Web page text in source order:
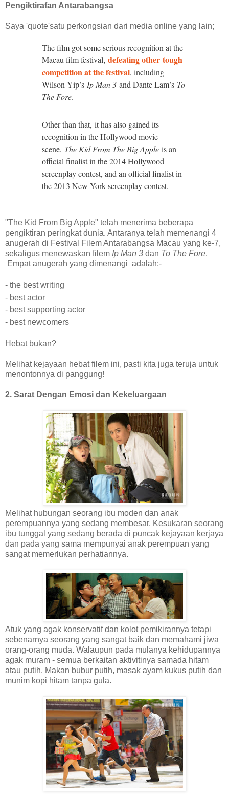
Pengiktirafan Antarabangsa
Saya 'quote'satu perkongsian dari media online yang lain;
The film got some serious recognition at the
Macau film festival, defeating other tough
competition at the festival, including
Wilson Yip’s Ip Man 3 and Dante Lam’s To
The Fore.
Other than that, it has also gained its
recognition in the Hollywood movie
scene. The Kid From The Big Apple is an
official finalist in the 2014 Hollywood
screenplay contest, and an official finalist in
the 2013 New York screenplay contest.
"The Kid From Big Apple" telah menerima beberapa
pengiktiran peringkat dunia. Antaranya telah memenangi 4
anugerah di Festival Filem Antarabangsa Macau yang ke-7,
sekaligus menewaskan filem Ip Man 3 dan To The Fore.
Empat anugerah yang dimenangi adalah:-
- the best writing
- best actor
- best supporting actor
- best newcomers
Hebat bukan?
Melihat kejayaan hebat filem ini, pasti kita juga teruja untuk
menontonnya di panggung!
2. Sarat Dengan Emosi dan Kekeluargaan
Melihat hubungan seorang ibu moden dan anak
perempuannya yang sedang membesar. Kesukaran seorang
ibu tunggal yang sedang berada di puncak kejayaan kerjaya
dan pada yang sama mempunyai anak perempuan yang
sangat memerlukan perhatiannya.
Atuk yang agak konservatif dan kolot pemikirannya tetapi
sebenarnya seorang yang sangat baik dan memahami jiwa
orang-orang muda. Walaupun pada mulanya kehidupannya
agak muram - semua berkaitan aktivitinya samada hitam
atau putih. Makan bubur putih, masak ayam kukus putih dan
munim kopi hitam tanpa gula.